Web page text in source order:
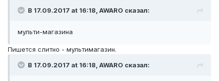
В 17.09.2017 at 16:18, AWARO сказал:
мульти-магазина
Пишется слитно - мультимагазин.
В 17.09.2017 at 16:18, AWARO сказал: